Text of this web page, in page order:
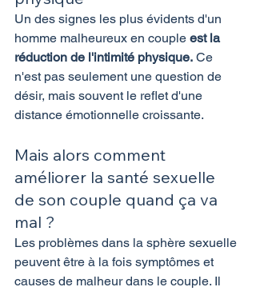
Un des signes les plus évidents d'un
homme malheureux en couple est la
réduction de l'intimité physique. Ce
n'est pas seulement une question de
désir, mais souvent le reflet d'une
distance émotionnelle croissante.
Mais alors comment
améliorer la santé sexuelle
de son couple quand ça va
mal ?
Les problèmes dans la sphère sexuelle
peuvent être à la fois symptômes et
causes de malheur dans le couple. Il